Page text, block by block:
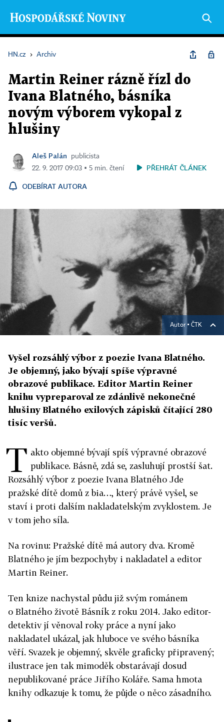
HN.cz › Archiv
Martin Reiner rázně řízl do
Ivana Blatného, básníka
novým výborem vykopal z
hlušiny
Aleš Palán
publicista
22. 9. 2017 09:03 ▪ 5 min. čtení
PŘEHRÁT ČLÁNEK
ODEBÍRAT AUTORA
Autor ▪ ČTK
Vyšel rozsáhlý výbor z poezie Ivana Blatného.
Je objemný, jako bývají spíše výpravné
obrazové publikace. Editor Martin Reiner
knihu vypreparoval ze zdánlivě nekonečné
hlušiny Blatného exilových zápisků čítající 280
tisíc veršů.
T akto objemné bývají spíš výpravné obrazové
publikace. Básně, zdá se, zasluhují prostší šat.
Rozsáhlý výbor z poezie Ivana Blatného Jde
pražské dítě domů z bia…, který právě vyšel, se
staví i proti dalším nakladatelským zvyklostem. Je
v tom jeho síla.
Na rovinu: Pražské dítě má autory dva. Kromě
Blatného je jím bezpochyby i nakladatel a editor
Martin Reiner.
Ten knize nachystal půdu již svým románem
o Blatného životě Básník z roku 2014. Jako editor-
detektiv jí věnoval roky práce a nyní jako
nakladatel ukázal, jak hluboce ve svého básníka
věří. Svazek je objemný, skvěle graficky připravený;
ilustrace jen tak mimoděk obstarávají dosud
nepublikované práce Jiřího Koláře. Sama hmota
knihy odkazuje k tomu, že půjde o něco zásadního.